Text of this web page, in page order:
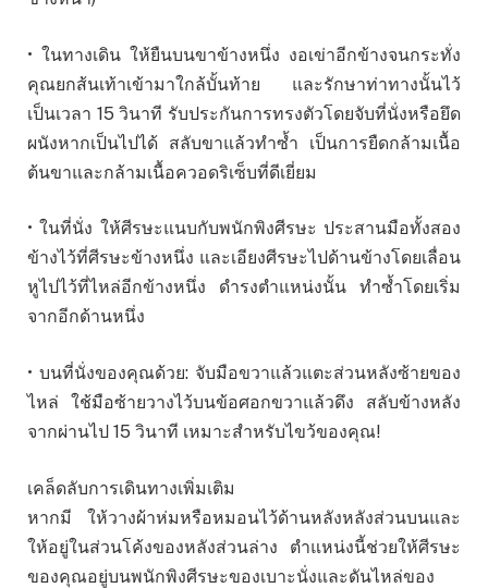
• ในทางเดิน ให้ยืนบนขาข้างหนึ่ง งอเข่าอีกข้างจนกระทั่ง
คุณยกส้นเท้าเข้ามาใกล้บั้นท้าย และรักษาท่าทางนั้นไว้
เป็นเวลา 15 วินาที รับประกันการทรงตัวโดยจับที่นั่งหรือยึด
ผนังหากเป็นไปได้ สลับขาแล้วทำซ้ำ เป็นการยืดกล้ามเนื้อ
ต้นขาและกล้ามเนื้อควอดริเซ็บที่ดีเยี่ยม
• ในที่นั่ง ให้ศีรษะแนบกับพนักพิงศีรษะ ประสานมือทั้งสอง
ข้างไว้ที่ศีรษะข้างหนึ่ง และเอียงศีรษะไปด้านข้างโดยเลื่อน
หูไปไว้ที่ไหล่อีกข้างหนึ่ง ดำรงตำแหน่งนั้น ทำซ้ำโดยเริ่ม
จากอีกด้านหนึ่ง
• บนที่นั่งของคุณด้วย: จับมือขวาแล้วแตะส่วนหลังซ้ายของ
ไหล่ ใช้มือซ้ายวางไว้บนข้อศอกขวาแล้วดึง สลับข้างหลัง
จากผ่านไป 15 วินาที เหมาะสำหรับไขว้ของคุณ!
เคล็ดลับการเดินทางเพิ่มเติม
หากมี ให้วางผ้าห่มหรือหมอนไว้ด้านหลังหลังส่วนบนและ
ให้อยู่ในส่วนโค้งของหลังส่วนล่าง ตำแหน่งนี้ช่วยให้ศีรษะ
ของคุณอยู่บนพนักพิงศีรษะของเบาะนั่งและดันไหล่ของ